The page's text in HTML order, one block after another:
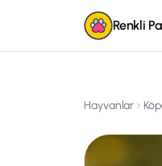
Renkli
Hayvanlar